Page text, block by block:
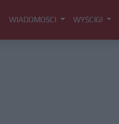
WIADOMOŚCI WYŚCIGI